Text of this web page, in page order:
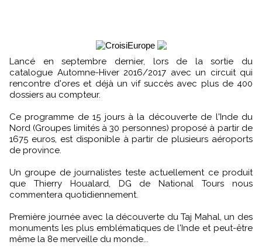
Lancé en septembre dernier, lors de la sortie du
catalogue Automne-Hiver 2016/2017 avec un circuit qui
rencontre d'ores et déjà un vif succès avec plus de 400
dossiers au compteur.
Ce programme de 15 jours à la découverte de l'Inde du
Nord (Groupes limités à 30 personnes) proposé à partir de
1675 euros, est disponible à partir de plusieurs aéroports
de province.
Un groupe de journalistes teste actuellement ce produit
que Thierry Houalard, DG de National Tours nous
commentera quotidiennement.
Première journée avec la découverte du Taj Mahal, un des
monuments les plus emblématiques de l'Inde et peut-être
même la 8e merveille du monde...